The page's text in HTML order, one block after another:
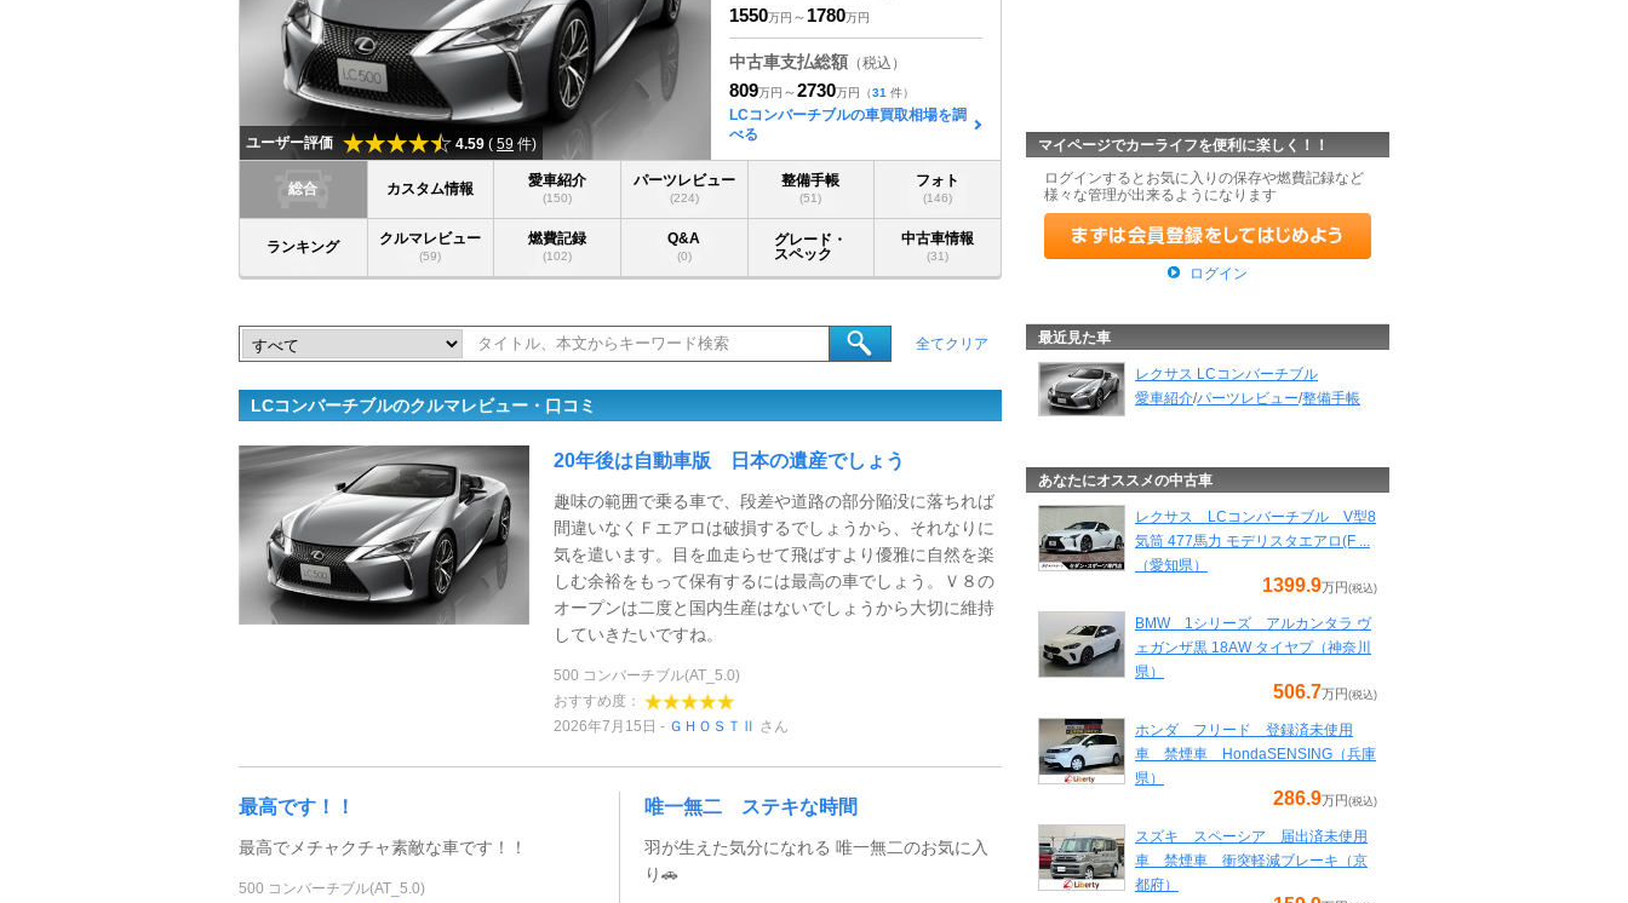
ユーザー評価 4.59 ( 59 件)
1550万円 ～ 1780万円
中古車支払総額 （税込）
809万円 ～2730万円 （31 件）
LCコンバーチブルの車買取相場を調
べる
総合 カスタム情報
愛車紹介
(150)
パーツレビュー
(224)
整備手帳
(51)
フォト
(146)
ランキング
クルマレビュー
(59)
燃費記録
(102)
Q&A
(0)
グレード・
スペック
中古車情報
(31)
全てクリア
LCコンバーチブルのクルマレビュー・口コミ
20年後は自動車版 日本の遺産でしょう
趣味の範囲で乗る車で、段差や道路の部分陥没に落ちれば
間違いなくＦエアロは破損するでしょうから、それなりに
気を遣います。目を血走らせて飛ばすより優雅に自然を楽
しむ余裕をもって保有するには最高の車でしょう。Ｖ８の
オープンは二度と国内生産はないでしょうから大切に維持
していきたいですね。
500 コンバーチブル(AT_5.0)
おすすめ度：
2026年7月15日
ＧＨＯＳＴⅡ さん
最高です！！
最高でメチャクチャ素敵な車です！！
500 コンバーチブル(AT_5.0)
唯一無二 ステキな時間
羽が生えた気分になれる 唯一無二のお気に入
り🚗
マイページでカーライフを便利に楽しく！！
ログインするとお気に入りの保存や燃費記録など
様々な管理が出来るようになります
ログイン
最近見た車
レクサス LCコンバーチブル
愛車紹介/パーツレビュー/整備手帳
あなたにオススメの中古車
レクサス LCコンバーチブル V型8
気筒 477馬力 モデリスタエアロ(F ...
（愛知県）
1399.9万円 (税込)
BMW 1シリーズ アルカンタラ ヴ
ェガンザ黒 18AW タイヤプ（神奈川
県）
506.7万円 (税込)
ホンダ フリード 登録済未使用
車 禁煙車 HondaSENSING（兵庫
県）
286.9万円 (税込)
スズキ スペーシア 届出済未使用
車 禁煙車 衝突軽減ブレーキ（京
都府）